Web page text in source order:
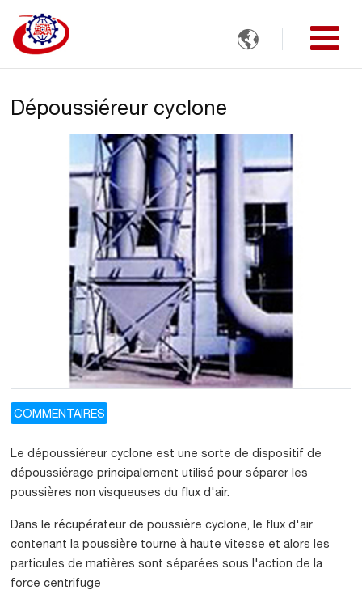

Dépoussiéreur cyclone
COMMENTAIRES
Le dépoussiéreur cyclone est une sorte de dispositif de
dépoussiérage principalement utilisé pour séparer les
poussières non visqueuses du flux d'air.
Dans le récupérateur de poussière cyclone, le flux d'air
contenant la poussière tourne à haute vitesse et alors les
particules de matières sont séparées sous l'action de la
force centrifuge